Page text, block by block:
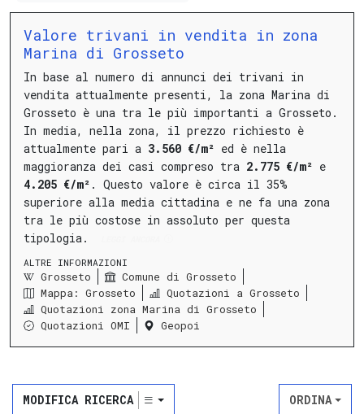
Valore trivani in vendita in zona
Marina di Grosseto
In base al numero di annunci dei trivani in
vendita attualmente presenti, la zona Marina di
Grosseto è una tra le più importanti a Grosseto.
In media, nella zona, il prezzo richiesto è
attualmente pari a 3.560 €/m² ed è nella
maggioranza dei casi compreso tra 2.775 €/m² e
4.205 €/m² . Questo valore è circa il 35%
superiore alla media cittadina e ne fa una zona
tra le più costose in assoluto per questa
tipologia.
ALTRE INFORMAZIONI
Grosseto
Comune di Grosseto
Mappa: Grosseto
Quotazioni a Grosseto
Quotazioni zona Marina di Grosseto
Quotazioni OMI
Geopoi
MODIFICA RICERCA ORDINA